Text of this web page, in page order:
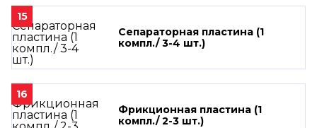
15
Сепараторная пластина (1
компл./ 3-4 шт.)
16
Фрикционная пластина (1
компл./ 2-3 шт.)